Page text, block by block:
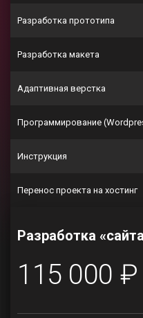
Разработка прототипа
Разработка макета
Адаптивная верстка
Программирование
Инструкция
Перенос проекта на хостинг
Разработка
115 000 ₽